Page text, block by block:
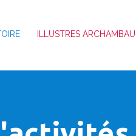
ILLUSTRES